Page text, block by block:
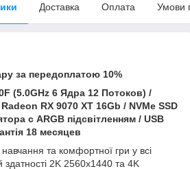
Доставка Оплата Умови
за передоплатою 10%
F (5.0GHz 6 Ядра 12 Потоков) /
Radeon RX 9070 XT 16Gb / NVMe SSD
с ARGB підсвітленням / USB
18 месяцев
та комфортної гри у всі
здатності 2K 2560x1440 та 4K